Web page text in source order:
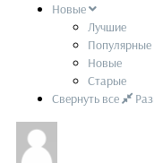
Новые
Лучшие
Популярные
Новые
Старые
Свернуть все